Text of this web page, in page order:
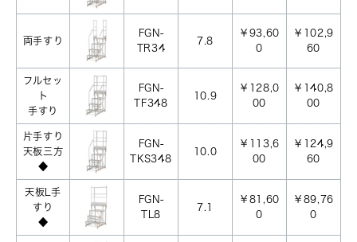
両手すり
FGN-
TR34
7.8
￥93,60
0
￥102,9
60
フルセッ
ト
手すり
FGN-
TF348
10.9
￥128,0
00
￥140,8
00
片手すり
天板三方
◆
FGN-
TKS348
10.0
￥113,6
00
￥124,9
60
天板L手
すり
◆
FGN-
TL8
7.1
￥81,60
0
￥89,76
0